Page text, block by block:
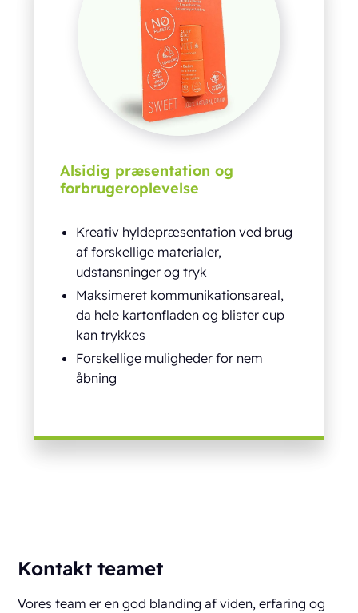
Alsidig præsentation og
forbrugeroplevelse
Kreativ hyldepræsentation ved brug
af forskellige materialer,
udstansninger og tryk
Maksimeret kommunikationsareal,
da hele kartonfladen og blister cup
kan trykkes
Forskellige muligheder for nem
åbning
Kontakt teamet
Vores team er en god blanding af viden, erfaring og